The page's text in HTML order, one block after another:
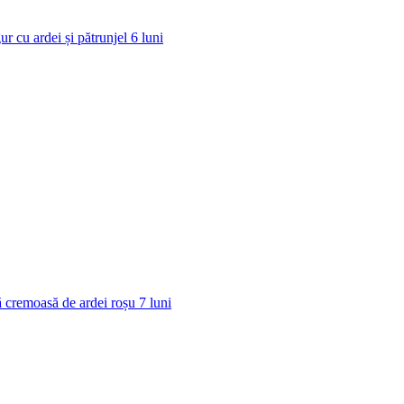
cu ardei și pătrunjel 6 luni
cremoasă de ardei roșu 7 luni